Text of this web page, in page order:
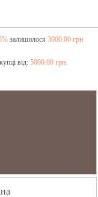
залишилося 3000.00 грн
від: 5000.00 грн.